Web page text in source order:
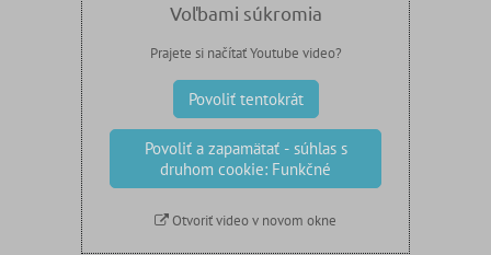
Voľbami súkromia
Prajete si načítať Youtube video?
Povoliť tentokrát
Povoliť a zapamätať - súhlas s
druhom cookie: Funkčné
Otvoriť video v novom okne